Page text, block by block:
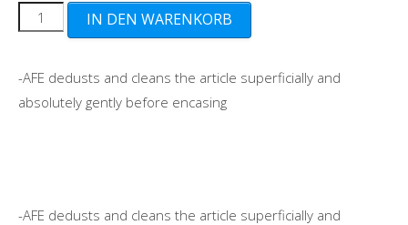
Cleaning
IN DEN WARENKORB
-AFE dedusts and cleans the article superficially and
absolutely gently before encasing
-AFE dedusts and cleans the article superficially and